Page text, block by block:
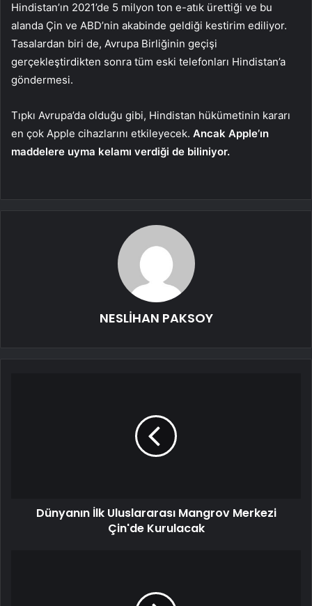
Hindistan’ın 2021’de 5 milyon ton e-atık ürettiği ve bu
alanda Çin ve ABD’nin akabinde geldiği kestirim ediliyor.
Tasalardan biri de, Avrupa Birliğinin geçişi
gerçekleştirdikten sonra tüm eski telefonları Hindistan’a
göndermesi.
Tıpkı Avrupa’da olduğu gibi, Hindistan hükümetinin kararı
en çok Apple cihazlarını etkileyecek. Ancak Apple’ın
maddelere uyma kelamı verdiği de biliniyor.
NESLİHAN PAKSOY
Dünyanın İlk Uluslararası Mangrov Merkezi
Çin'de Kurulacak